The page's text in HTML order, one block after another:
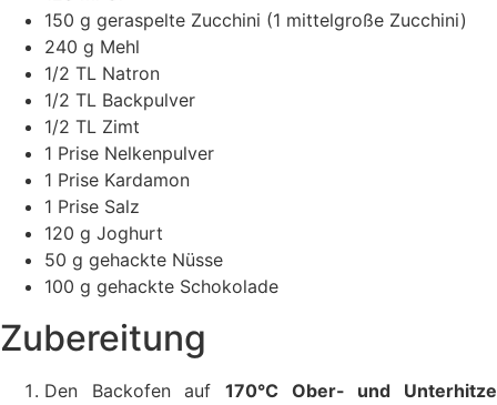
150 g geraspelte Zucchini (1 mittelgroße Zucchini)
240 g Mehl
1/2 TL Natron
1/2 TL Backpulver
1/2 TL Zimt
1 Prise Nelkenpulver
1 Prise Kardamon
1 Prise Salz
120 g Joghurt
50 g gehackte Nüsse
100 g gehackte Schokolade
Zubereitung
Den Backofen auf 170°C Ober- und Unterhitze